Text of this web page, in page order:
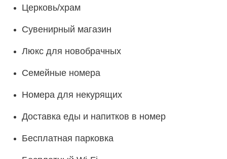
Церковь/храм
Сувенирный магазин
Люкс для новобрачных
Семейные номера
Номера для некурящих
Доставка еды и напитков в номер
Бесплатная парковка